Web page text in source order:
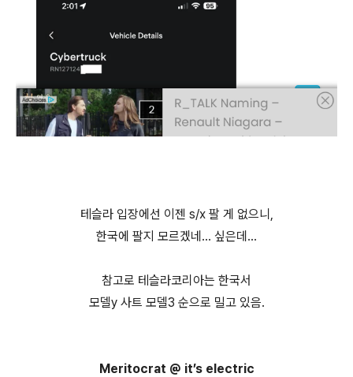
테슬라 입장에선 이젠 s/x 팔 게 없으니,
한국에 팔지 모르겠네… 싶은데…
참고로 테슬라코리아는 한국서
모델y 사트 모델3 순으로 밀고 있음.
Meritocrat @ it’s electric